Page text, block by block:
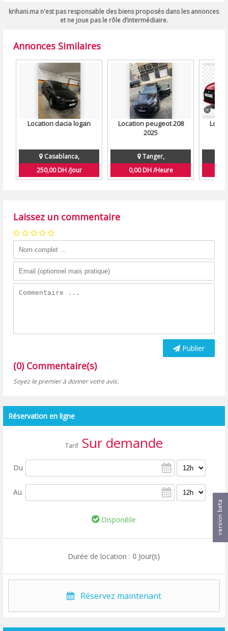
krihani.ma n'est pas responsable des biens proposés dans les annonces
et ne joue pas le rôle d’intermédiaire.
Annonces Similaires
Location dacia logan
Casablanca,
250,00 DH /Jour
Location peugeot 208
2025
Tanger,
0,00 DH /Heure
Laissez un commentaire
Publier
(0) Commentaire(s)
Soyez le premier à donner votre avis.
Réservation en ligne
TarifSur demande
Du
Au
Disponible
Durée de location : 0 Jour(s)
Réservez maintenant